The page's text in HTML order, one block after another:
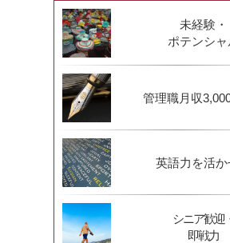
未経験・
ポテンシャ
管理職月収
英語力を活か
シニア歓迎
即戦力